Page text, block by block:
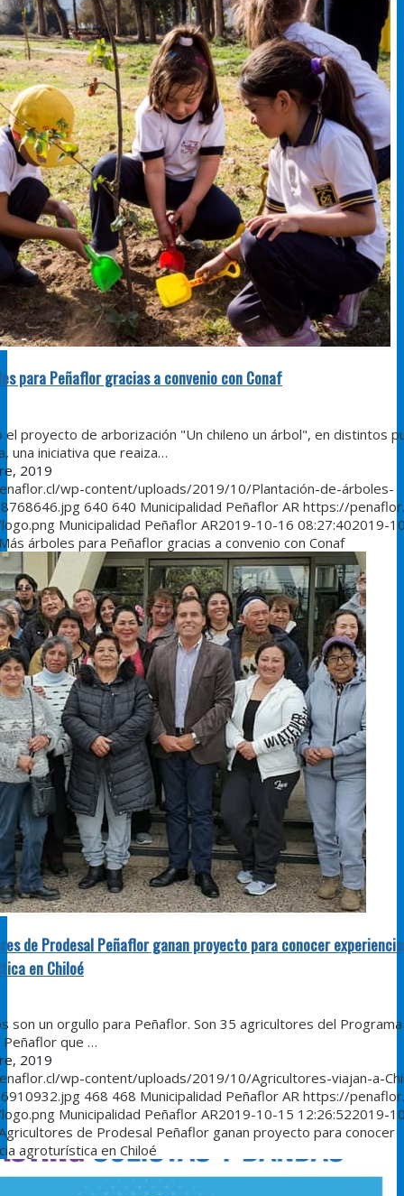
para Peñaflor gracias a convenio con Conaf
el proyecto de arborización "Un chileno un árbol", en distintos
una iniciativa que reaiza…
2019
wp-content/uploads/2019/10/Plantación-de-árboles-
640 640 Municipalidad Peñaflor AR https://
Municipalidad Peñaflor AR2019-10-16 08:27:402019-
árboles para Peñaflor gracias a convenio con Conaf
de Prodesal Peñaflor ganan proyecto para conocer experiencia
en Chiloé
un orgullo para Peñaflor. Son 35 agricultores del Programa
que …
2019
wp-content/uploads/2019/10/Agricultores-viajan-a-
468 468 Municipalidad Peñaflor AR https://
Municipalidad Peñaflor AR2019-10-15 12:26:522019-
de Prodesal Peñaflor ganan proyecto para conocer
agroturística en Chiloé